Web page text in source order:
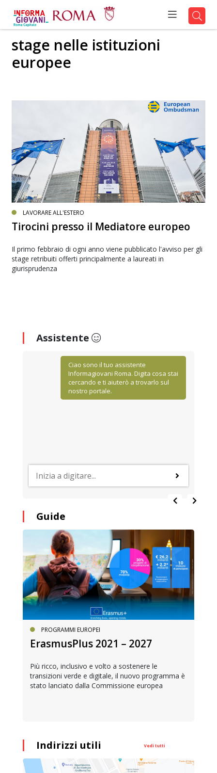
stage nelle istituzioni
europee
LAVORARE ALL'ESTERO
Tirocini presso il Mediatore europeo
Il primo febbraio di ogni anno viene pubblicato l'avviso per gli
stage retribuiti offerti principalmente a laureati in
giurisprudenza
Assistente
Ciao sono il tuo assistente
Informagiovani Roma. Digita cosa stai
cercando e ti aiuterò a trovarlo sul
nostro portale.
Guide
PROGRAMMI EUROPEI
ErasmusPlus 2021 – 2027
Più ricco, inclusivo e volto a sostenere le
transizioni verde e digitale, il nuovo programma è
stato lanciato dalla Commissione europea
Indirizzi utili Vedi tutti